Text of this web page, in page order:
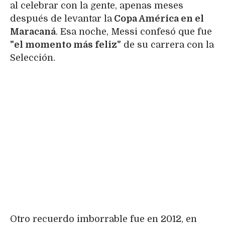
al celebrar con la gente, apenas meses
después de levantar la Copa América en el
Maracaná. Esa noche, Messi confesó que fue
"el momento más feliz" de su carrera con la
Selección.
Otro recuerdo imborrable fue en 2012, en